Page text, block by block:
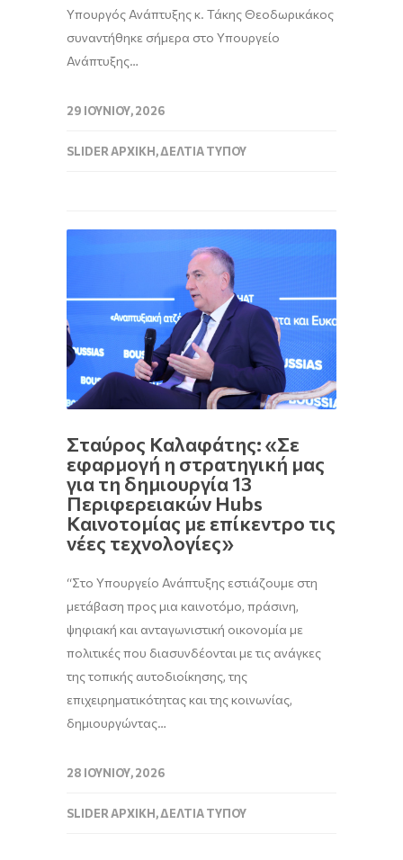
Υπουργός Ανάπτυξης κ. Τάκης Θεοδωρικάκος
συναντήθηκε σήμερα στο Υπουργείο
Ανάπτυξης…
29 ΙΟΥΝΊΟΥ, 2026
SLIDER ΑΡΧΙΚΉ,ΔΕΛΤΊΑ ΤΎΠΟΥ
Σταύρος Καλαφάτης: «Σε
εφαρμογή η στρατηγική μας
για τη δημιουργία 13
Περιφερειακών Hubs
Καινοτομίας με επίκεντρο τις
νέες τεχνολογίες»
“Στο Υπουργείο Ανάπτυξης εστιάζουμε στη
μετάβαση προς μια καινοτόμο, πράσινη,
ψηφιακή και ανταγωνιστική οικονομία με
πολιτικές που διασυνδέονται με τις ανάγκες
της τοπικής αυτοδιοίκησης, της
επιχειρηματικότητας και της κοινωνίας,
δημιουργώντας…
28 ΙΟΥΝΊΟΥ, 2026
SLIDER ΑΡΧΙΚΉ,ΔΕΛΤΊΑ ΤΎΠΟΥ